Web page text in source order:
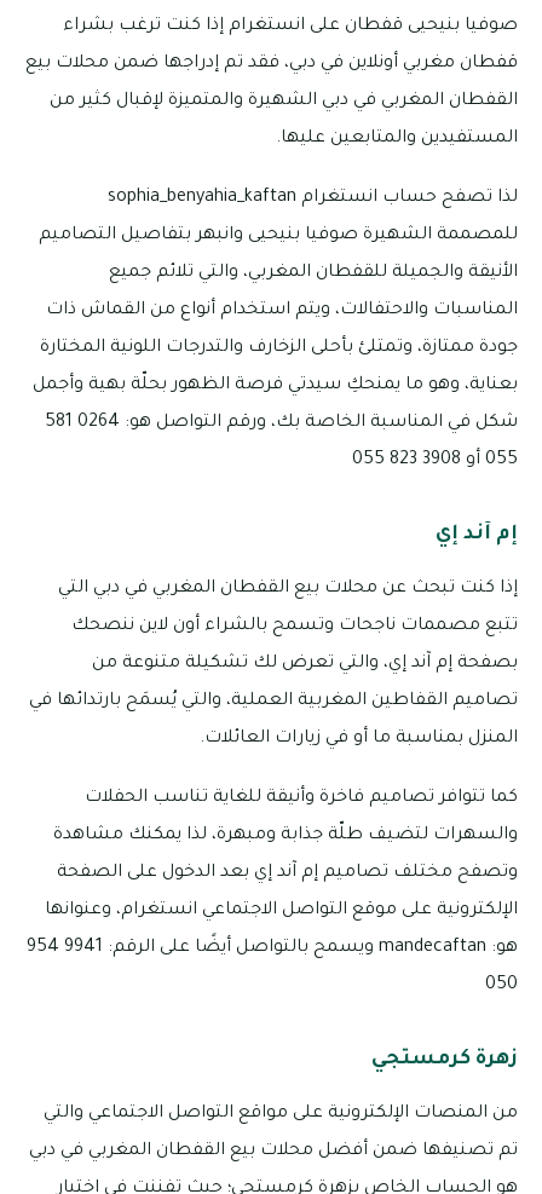
صوفيا بنيحيى قفطان على انستغرام إذا كنت ترغب بشراء
قفطان مغربي أونلاين في دبي، فقد تم إدراجها ضمن محلات بيع
القفطان المغربي في دبي الشهيرة والمتميزة لإقبال كثير من
المستفيدين والمتابعين عليها.
لذا تصفح حساب انستغرام sophia_benyahia_kaftan
للمصممة الشهيرة صوفيا بنيحيى وانبهر بتفاصيل التصاميم
الأنيقة والجميلة للقفطان المغربي، والتي تلائم جميع
المناسبات والاحتفالات، ويتم استخدام أنواع من القماش ذات
جودة ممتازة، وتمتلئ بأحلى الزخارف والتدرجات اللونية المختارة
بعناية، وهو ما يمنحكِ سيدتي فرصة الظهور بحلّة بهية وأجمل
شكل في المناسبة الخاصة بك، ورقم التواصل هو: 0264 581
055 أو 3908 823 055
إم آند إي
إذا كنت تبحث عن محلات بيع القفطان المغربي في دبي التي
تتبع مصممات ناجحات وتسمح بالشراء أون لاين ننصحك
بصفحة إم آند إي، والتي تعرض لك تشكيلة متنوعة من
تصاميم القفاطين المغربية العملية، والتي يُسمَح بارتدائها في
المنزل بمناسبة ما أو في زيارات العائلات.
كما تتوافر تصاميم فاخرة وأنيقة للغاية تناسب الحفلات
والسهرات لتضيف طلّة جذابة ومبهرة، لذا يمكنك مشاهدة
وتصفح مختلف تصاميم إم آند إي بعد الدخول على الصفحة
الإلكترونية على موقع التواصل الاجتماعي انستغرام، وعنوانها
هو: mandecaftan ويسمح بالتواصل أيضًا على الرقم: 9941 954
050
زهرة كرمستجي
من المنصات الإلكترونية على مواقع التواصل الاجتماعي والتي
تم تصنيفها ضمن أفضل محلات بيع القفطان المغربي في دبي
هو الحساب الخاص بزهرة كرمستجي؛ حيث تفننت في اختيار